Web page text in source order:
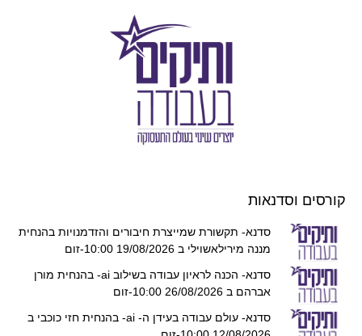
קורסים וסדנאות
סדנא- תקשורת שמייצרת חיבורים והזדמנויות בהנחית
מננה מירילאשוילי ב 19/08/2026 10:00-זום
סדנא- הכנה לראיון עבודה בשילוב ai- בהנחית מורן
אברהם ב 26/08/2026 10:00-זום
סדנא- עולם עבודה בעידן ה- ai- בהנחית חזי כוכבי ב